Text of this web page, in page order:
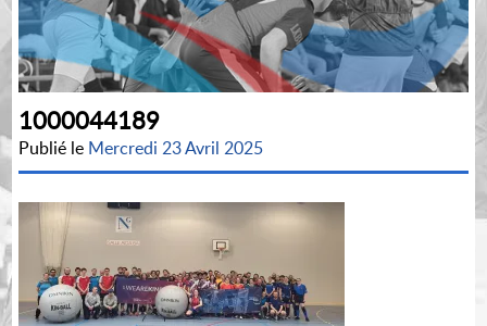
1000044189
Publié le Mercredi 23 Avril 2025